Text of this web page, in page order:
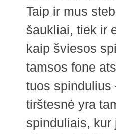
Taip ir mus
šaukliai, tiek ir
kaip šviesos
tamsos fone
tuos spindulius
tirštesnė yra
spinduliais,